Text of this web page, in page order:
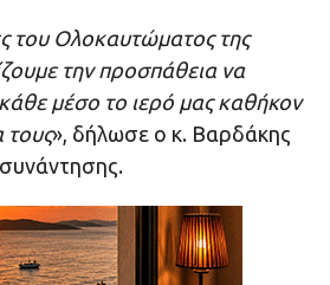
του Ολοκαυτώματος της
την προσπάθεια να
μέσο το ιερό μας καθήκον
τους», δήλωσε ο κ. Βαρδάκης